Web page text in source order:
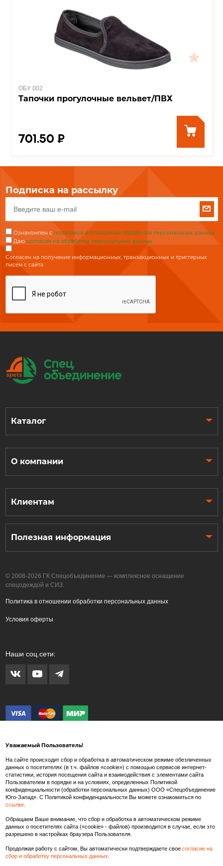
ОБУ 002
Тапочки прогулочные вельвет/ПВХ
701.50 ₽
Подписка на рассылку
Ознакомлен с политикой в отношении обработки персональных данных
Даю согласие на обработку персональных данных
Согласен на получение информационных, транзакционных и триггерных
писем с сайта
Каталог
О компании
Клиентам
Полезная информация
© 2008-2026 ГК Спецобъединение — комплексное оснащение
спецодеждой и СИЗ.
Политика в отношении обработки персональных данных
Условия оферты
Наши соц.сети:
Внимание! Любые изображения на сайте www.spets.ru носят художественный
характер и не являются рекламными изображениями продаваемых товаров. Внешний
вид товара может отличаться от представленных на сайте изображений.
Производитель так же в праве вносить изменения в состав тканей, конструкцию и
характеристик качества/безопасности товаров.
Уважаемый Пользователь!
На сайте происходит сбор и обработка в автоматическом режиме обезличенных
данных о посетителях (в т.ч. файлов «cookie») с помощью сервисов интернет-
статистики, история посещения сайта и взаимодействия с элементами сайта
Пользователем в порядке и на условиях, определенных Политикой
конфиденциальности (обработки персональных данных) ООО «Спецобъединение
Юго-Запад». С Политикой конфиденциальности Вы можете ознакомиться по
ссылке.
Обращаем Ваше внимание, что сбор и обработка в автоматическом режиме
данных о посетителях сайта («cookie» - файлов) производится в случае, если это
разрешено в настройках браузера Пользователя.
Продолжая работу с сайтом, Вы автоматически подтверждаете свое согласие на
сбор и обработку персональных данных